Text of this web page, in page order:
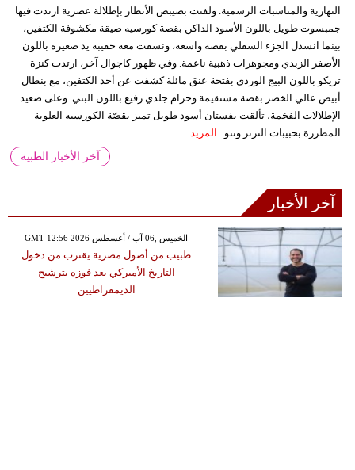
النهارية والمناسبات الرسمية. ولفتت بصيبص الأنظار بإطلالة عصرية ارتدت فيها
جمبسوت طويل باللون الأسود الداكن بقصة كورسيه ضيقة مكشوفة الكتفين،
بينما انسدل الجزء السفلي بقصة واسعة، ونسقت معه حقيبة يد صغيرة باللون
الأصفر الزبدي ومجوهرات ذهبية ناعمة. وفي ظهور كاجوال آخر، ارتدت كنزة
تريكو باللون البيج الوردي بفتحة عنق مائلة كشفت عن أحد الكتفين، مع بنطال
أبيض عالي الخصر بقصة مستقيمة وحزام جلدي رفيع باللون البني. وعلى صعيد
الإطلالات الفخمة، تألقت بفستان أسود طويل تميز بقصّة الكورسيه العلوية
المطرزة بحبيبات الترتر وتنو... المزيد
آخر الأخبار الطبية
آخر الأخبار
GMT 12:56 2026 الخميس ,06 آب / أغسطس
طبيب من أصول مصرية يقترب من دخول
التاريخ الأميركي بعد فوزه بترشيح
الديمقراطيين